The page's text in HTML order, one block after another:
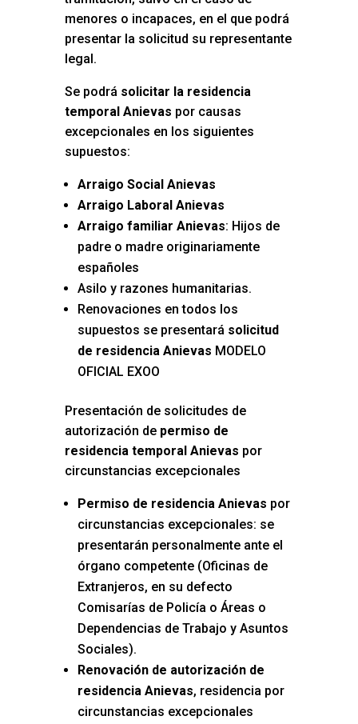
menores o incapaces, en el que podrá
presentar la solicitud su representante
legal.
Se podrá solicitar la residencia
temporal Anievas por causas
excepcionales en los siguientes
supuestos:
Arraigo Social Anievas
Arraigo Laboral Anievas
Arraigo familiar Anievas: Hijos de
padre o madre originariamente
españoles
Asilo y razones humanitarias.
Renovaciones en todos los
supuestos se presentará solicitud
de residencia Anievas MODELO
OFICIAL EXOO
Presentación de solicitudes de
autorización depermiso de
residencia temporal Anievas por
circunstancias excepcionales
Permiso de residencia Anievas por
circunstancias excepcionales: se
presentarán personalmente ante el
órgano competente (Oficinas de
Extranjeros, en su defecto
Comisarías de Policía o Áreas o
Dependencias de Trabajo y Asuntos
Sociales).
Renovación de autorización de
residencia Anievas, residencia por
circunstancias excepcionales